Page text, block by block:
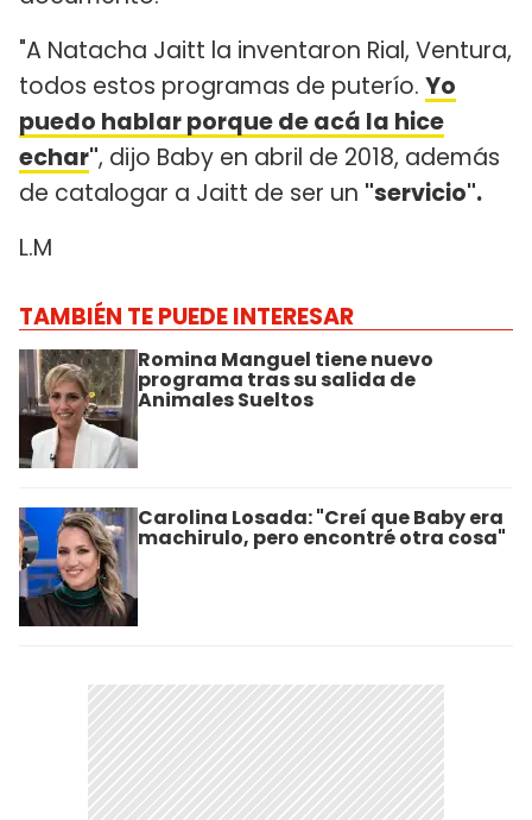
"A Natacha Jaitt la inventaron Rial, Ventura,
todos estos programas de puterío. Yo
puedo hablar porque de acá la hice
echar", dijo Baby en abril de 2018, además
de catalogar a Jaitt de ser un "servicio".
L.M
TAMBIÉN TE PUEDE INTERESAR
Romina Manguel tiene nuevo
programa tras su salida de
Animales Sueltos
Carolina Losada: "Creí que Baby era
machirulo, pero encontré otra cosa"